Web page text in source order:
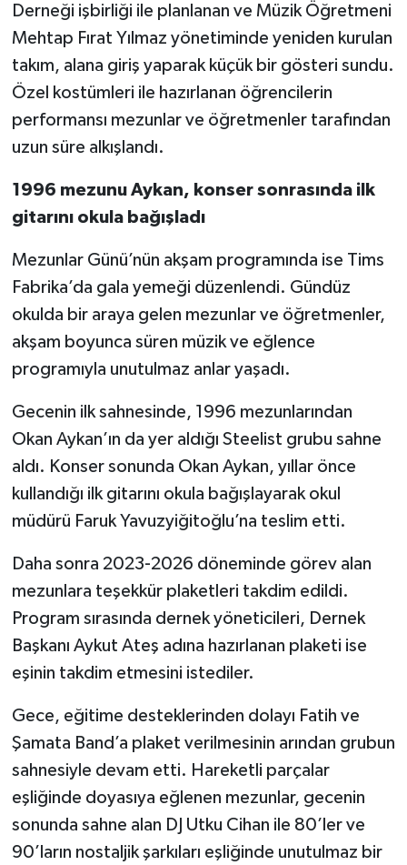
Derneği işbirliği ile planlanan ve Müzik Öğretmeni
Mehtap Fırat Yılmaz yönetiminde yeniden kurulan
takım, alana giriş yaparak küçük bir gösteri sundu.
Özel kostümleri ile hazırlanan öğrencilerin
performansı mezunlar ve öğretmenler tarafından
uzun süre alkışlandı.
1996 mezunu Aykan, konser sonrasında ilk
gitarını okula bağışladı
Mezunlar Günü’nün akşam programında ise Tims
Fabrika’da gala yemeği düzenlendi. Gündüz
okulda bir araya gelen mezunlar ve öğretmenler,
akşam boyunca süren müzik ve eğlence
programıyla unutulmaz anlar yaşadı.
Gecenin ilk sahnesinde, 1996 mezunlarından
Okan Aykan’ın da yer aldığı Steelist grubu sahne
aldı. Konser sonunda Okan Aykan, yıllar önce
kullandığı ilk gitarını okula bağışlayarak okul
müdürü Faruk Yavuzyiğitoğlu’na teslim etti.
Daha sonra 2023-2026 döneminde görev alan
mezunlara teşekkür plaketleri takdim edildi.
Program sırasında dernek yöneticileri, Dernek
Başkanı Aykut Ateş adına hazırlanan plaketi ise
eşinin takdim etmesini istediler.
Gece, eğitime desteklerinden dolayı Fatih ve
Şamata Band’a plaket verilmesinin arından grubun
sahnesiyle devam etti. Hareketli parçalar
eşliğinde doyasıya eğlenen mezunlar, gecenin
sonunda sahne alan DJ Utku Cihan ile 80’ler ve
90’ların nostaljik şarkıları eşliğinde unutulmaz bir